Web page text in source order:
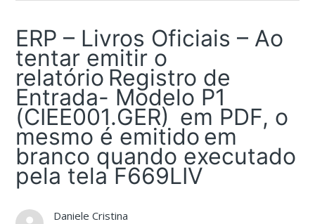
ERP – Livros Oficiais – Ao
tentar emitir o
relatório Registro de
Entrada- Modelo P1
(CIEE001.GER) em PDF, o
mesmo é emitido em
branco quando executado
pela tela F669LIV
Daniele Cristina